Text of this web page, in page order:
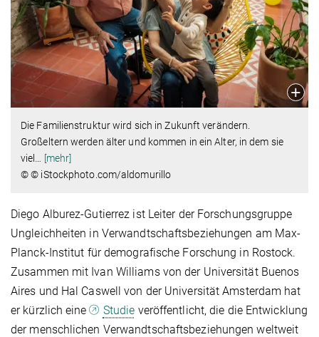
Die Familienstruktur wird sich in Zukunft verändern.
Großeltern werden älter und kommen in ein Alter, in dem sie
viel
[mehr]
© © iStockphoto.com/aldomurillo
Diego Alburez-Gutierrez ist Leiter der Forschungsgruppe
Ungleichheiten in Verwandtschaftsbeziehungen am Max-
Planck-Institut für demografische Forschung in Rostock.
Zusammen mit Ivan Williams von der Universität Buenos
Aires und Hal Caswell von der Universität Amsterdam hat
er kürzlich eine
Studie veröffentlicht, die die Entwicklung
der menschlichen Verwandtschaftsbeziehungen weltweit